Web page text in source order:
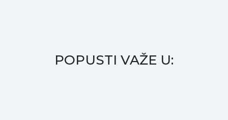
POPUSTI VAŽE U: